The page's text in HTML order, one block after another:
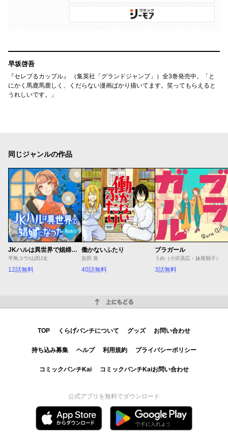
早坂啓吾
『セレブるカップル』 （集英社「グランドジャンプ」）全3巻発売中。「と
にかく馬鹿馬鹿しく、くだらない漫画ばかり描いてます。笑ってもらえると
うれしいです。」
同じジャンルの作品
JKハルは異世界で娼婦になった Winter
平鳥コウ/山田J太
12話無料
働かないふたり
吉田 覚
40話無料
ブラガール
うめ（小沢高広・妹尾朝子）
3話無料
TOP くらげバンチについて グッズ お問い合わせ
持ち込み募集 ヘルプ 利用規約 プライバシーポリシー
コミックバンチKai コミックバンチKaiお問い合わせ
公式アプリを無料でダウンロード